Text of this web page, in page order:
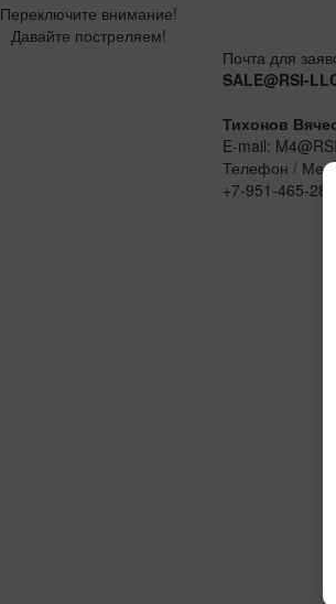
Переключите внимание!
Давайте постреляем!
Почта для
SALE@RSI-
Тихонов
E-mail:
Телефон /
+7-951-465-